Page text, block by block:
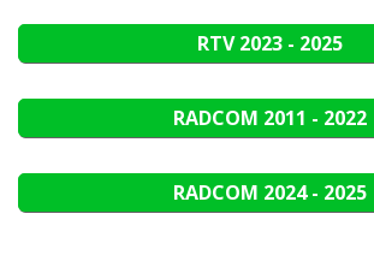
RTV2023 - 2025
RADCOM 2011 - 2022
RADCOM 2024 - 2025